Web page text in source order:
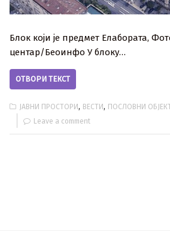
Блок који је предмет Елабората,
центар/Беоинфо У блоку…
ОТВОРИ ТЕКСТ
ЈАВНИ ПРОСТОРИ, ВЕСТИ, ПОСЛОВНИ
Leave a comment